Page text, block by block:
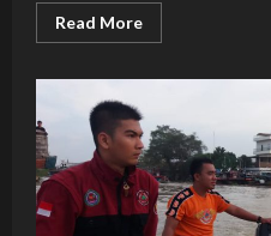
Read MoreRead
more
SUNGAI
KAPIAS
KERAMAT
AGIS
SUDAH
DITEMUKAN